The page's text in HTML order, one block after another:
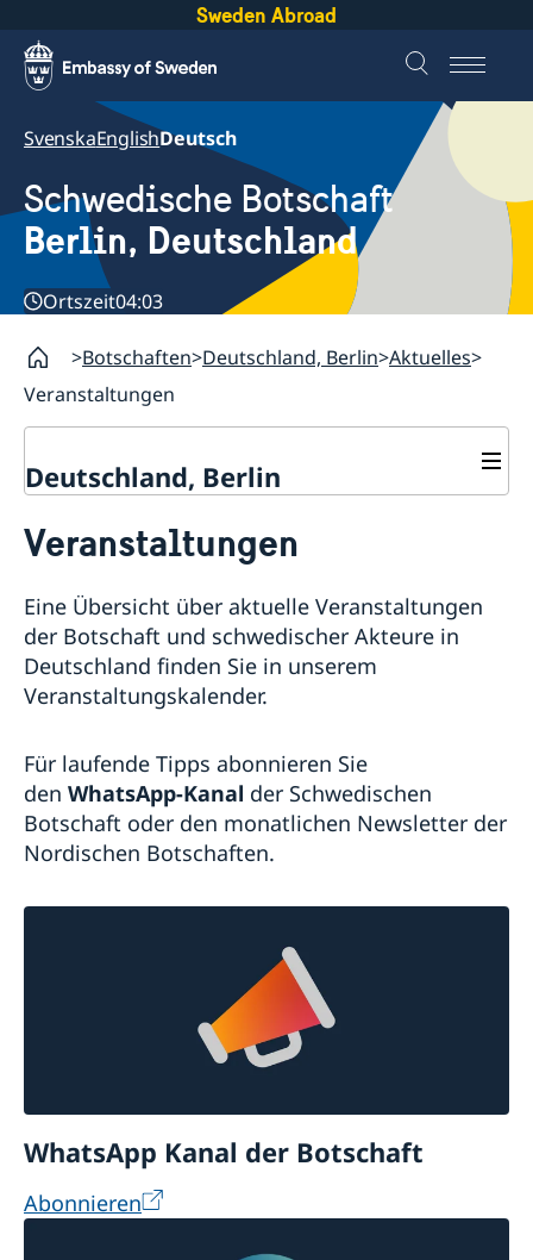
Sweden Abroad
SvenskaEnglishDeutsch
Schwedische Botschaft
Berlin, Deutschland
Ortszeit04:03
Botschaften Deutschland, Berlin Aktuelles
Veranstaltungen
Deutschland, Berlin
Geänderte Öffnungszeiten
Veranstaltungen
Stellenanzeigen der Botschaft
Kontakt & Öffnungszeiten
Unsere Konsulate
Soziale Medien und Newsletter
Über uns
Die Botschafterin
Schweden in Deutschland
Business Sweden
Schwedische Handelskammer und Unternehmen
AllBright Stiftung
Sonstige Vereine
Schwedische Kirchen
Schwedisch einkaufen
Deutschland in Schweden
Veranstaltungen
Eine Übersicht über aktuelle Veranstaltungen
der Botschaft und schwedischer Akteure in
Deutschland finden Sie in unserem
Veranstaltungskalender.
Für laufende Tipps abonnieren Sie
den WhatsApp-Kanal der Schwedischen
Botschaft oder den monatlichen Newsletter der
Nordischen Botschaften.
WhatsApp Kanal der Botschaft
Abonnieren